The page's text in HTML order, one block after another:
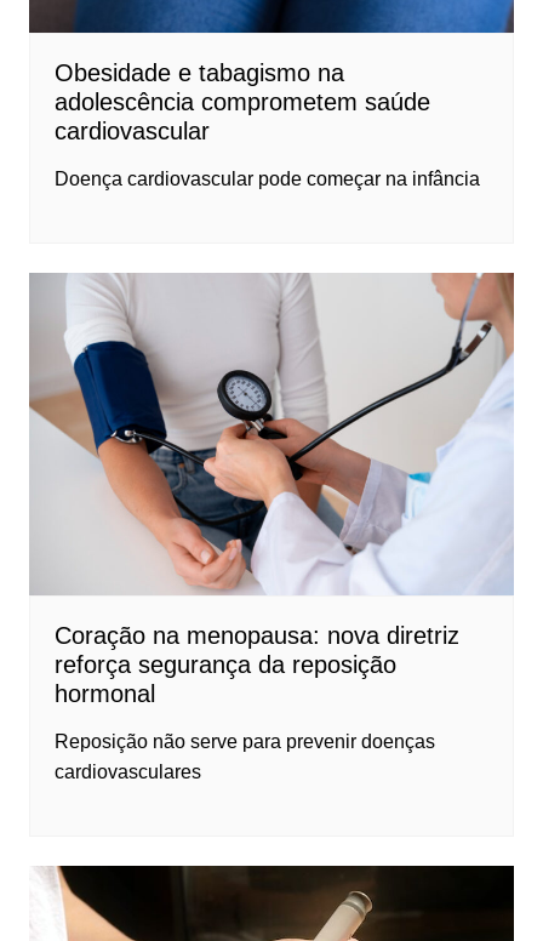
Obesidade e tabagismo na
adolescência comprometem saúde
cardiovascular
Doença cardiovascular pode começar na infância
Coração na menopausa: nova diretriz
reforça segurança da reposição
hormonal
Reposição não serve para prevenir doenças
cardiovasculares